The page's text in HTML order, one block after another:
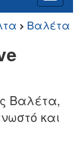
Βαλέτα
Βαλέτα,
και